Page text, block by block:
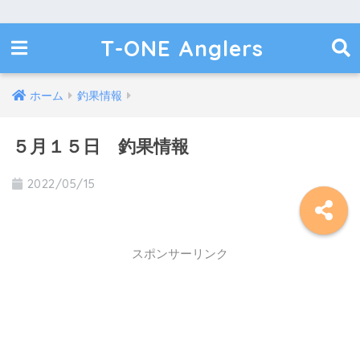
T-ONE Anglers
ホーム 釣果情報
５月１５日 釣果情報
2022/05/15
スポンサーリンク